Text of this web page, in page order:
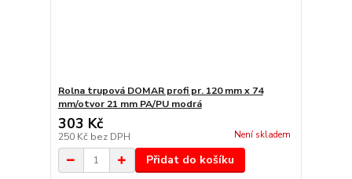
Rolna trupová DOMAR profi pr. 120 mm x 74
mm/otvor 21 mm PA/PU modrá
303 Kč
250 Kč bez DPH Není skladem
Přidat do košíku